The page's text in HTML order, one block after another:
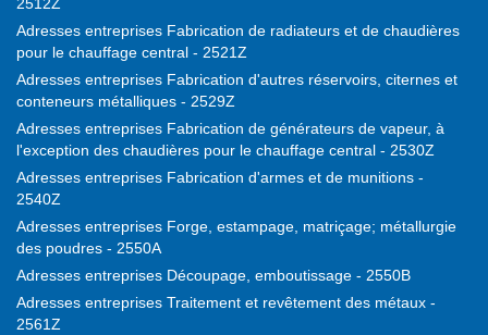
Adresses entreprises Fabrication de radiateurs et de chaudières
pour le chauffage central - 2521Z
Adresses entreprises Fabrication d'autres réservoirs, citernes et
conteneurs métalliques - 2529Z
Adresses entreprises Fabrication de générateurs de vapeur, à
l'exception des chaudières pour le chauffage central - 2530Z
Adresses entreprises Fabrication d'armes et de munitions -
2540Z
Adresses entreprises Forge, estampage, matriçage; métallurgie
des poudres - 2550A
Adresses entreprises Découpage, emboutissage - 2550B
Adresses entreprises Traitement et revêtement des métaux -
2561Z